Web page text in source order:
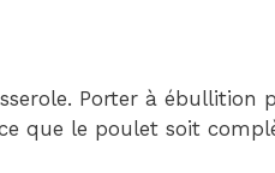
Porter à ébullition
que le poulet soit